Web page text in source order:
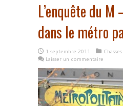
L’enquête du
dans le métro
1 septembre 2011
Laisser un commentaire